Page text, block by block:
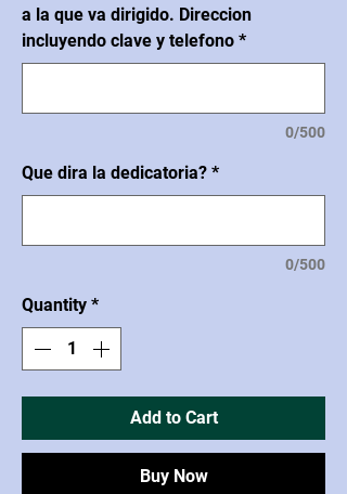
a la que va dirigido. Direccion
incluyendo clave y telefono *
0/500
Que dira la dedicatoria? *
0/500
Quantity *
Add to Cart
Buy Now